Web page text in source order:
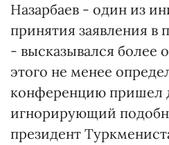
Назарбаев - один из
принятия заявления в
- высказывался более
этого не менее
конференцию пришел
игнорирующий
президент